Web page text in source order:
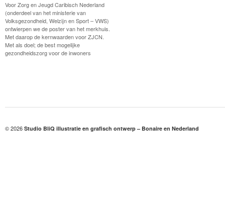
Voor Zorg en Jeugd Caribisch Nederland
(onderdeel van het ministerie van
Volksgezondheid, Welzijn en Sport – VWS)
ontwierpen we de poster van het merkhuis.
Met daarop de kernwaarden voor ZJCN.
Met als doel; de best mogelijke
gezondheidszorg voor de inwoners
© 2026 Studio BliQ illustratie en grafisch ontwerp – Bonaire en Nederland